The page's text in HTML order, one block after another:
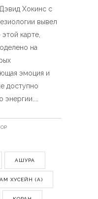
Хокинс с
вывел
карте,
на
эмоция и
доступно
энергии.
АШУРА
ХУСЕЙН (А)